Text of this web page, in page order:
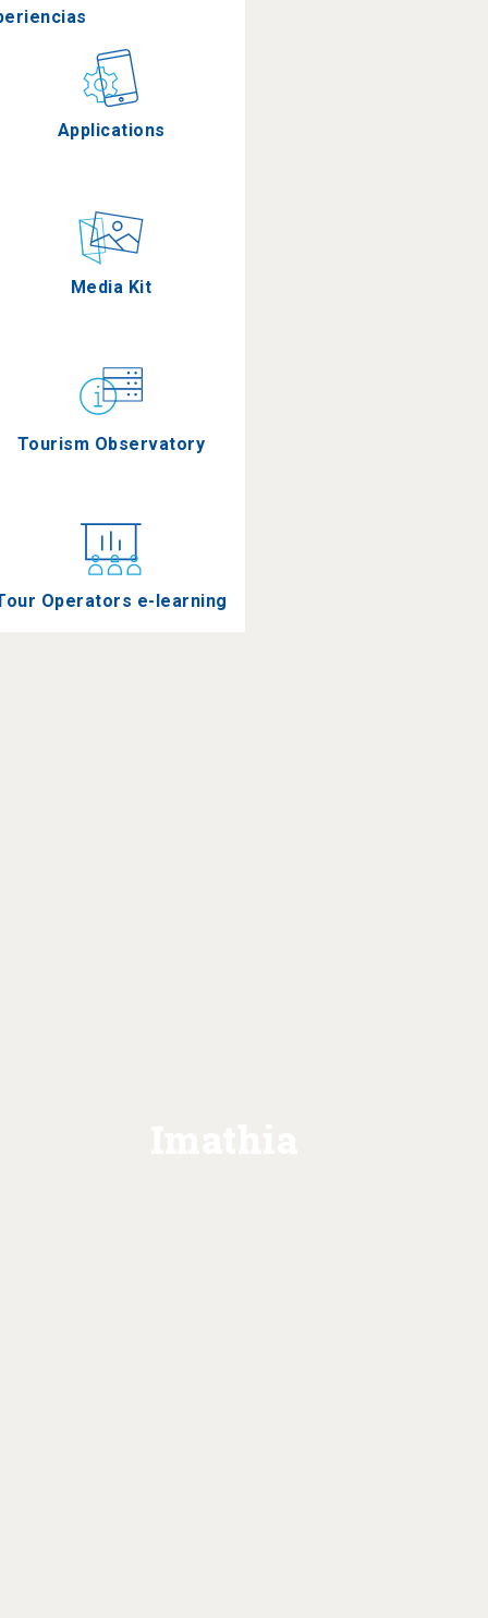
Applications
Media Kit
Tourism Observatory
Operators e-learning